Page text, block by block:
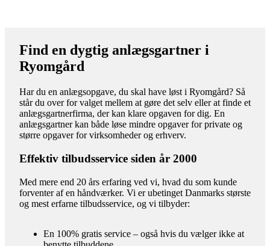
Find en dygtig anlægsgartner i
Ryomgård
Har du en anlægsopgave, du skal have løst i Ryomgård? Så
står du over for valget mellem at gøre det selv eller at finde et
anlægsgartnerfirma, der kan klare opgaven for dig. En
anlægsgartner kan både løse mindre opgaver for private og
større opgaver for virksomheder og erhverv.
Effektiv tilbudsservice siden år 2000
Med mere end 20 års erfaring ved vi, hvad du som kunde
forventer af en håndværker. Vi er ubetinget Danmarks største
og mest erfarne tilbudsservice, og vi tilbyder:
En 100% gratis service – også hvis du vælger ikke at